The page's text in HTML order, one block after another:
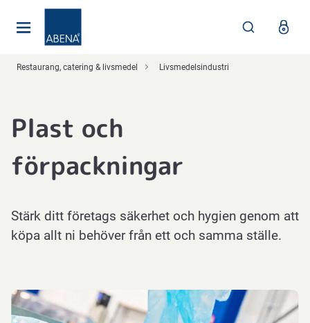
Restaurang, catering & livsmedel Livsmedelsindustri
Plast och
förpackningar
Stärk ditt företags säkerhet och hygien genom att
köpa allt ni behöver från ett och samma ställe.